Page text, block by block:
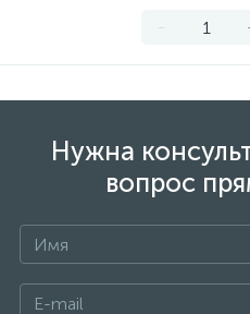
-
Нужна
вопрос